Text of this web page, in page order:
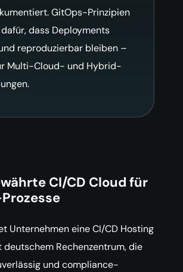
GitOps-Prinzipien
dass Deployments
reproduzierbar bleiben –
Multi-Cloud- und Hybrid-
CI/CD Cloud für
Unternehmen eine CI/CD Hosting
Rechenzentrum, die
und compliance-